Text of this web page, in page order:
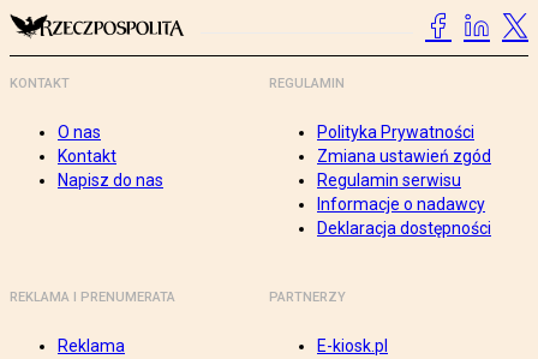
KONTAKT
O nas
Kontakt
Napisz do nas
REGULAMIN
Polityka Prywatności
Zmiana ustawień zgód
Regulamin serwisu
Informacje o nadawcy
Deklaracja dostępności
REKLAMA I PRENUMERATA
Reklama
PARTNERZY
E-kiosk.pl